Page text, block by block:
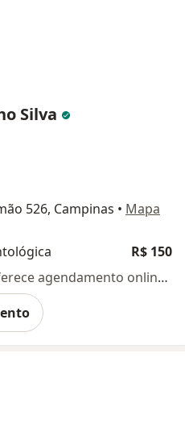
Silva
526, Campinas • Mapa
R$ 150
Esse especialista não oferece agendamento online para esse endereço.